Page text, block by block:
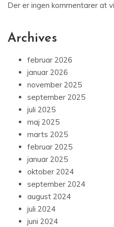
Der er ingen kommentarer at
Archives
februar 2026
januar 2026
november 2025
september 2025
juli 2025
maj 2025
marts 2025
februar 2025
januar 2025
oktober 2024
september 2024
august 2024
juli 2024
juni 2024